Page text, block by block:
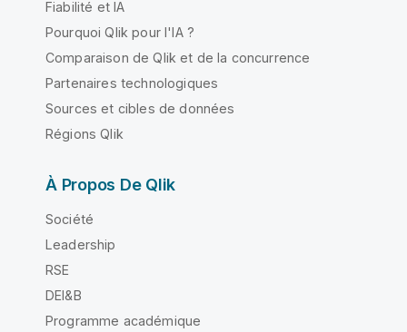
Fiabilité et IA
Pourquoi Qlik pour l'IA ?
Comparaison de Qlik et de la concurrence
Partenaires technologiques
Sources et cibles de données
Régions Qlik
À Propos De Qlik
Société
Leadership
RSE
DEI&B
Programme académique